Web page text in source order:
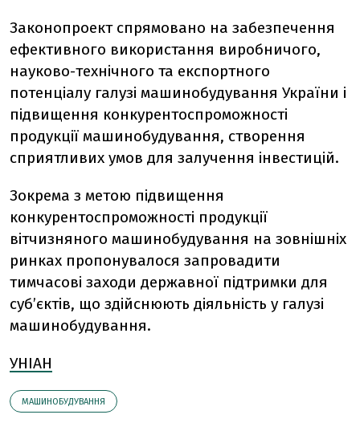
Законопроект спрямовано на забезпечення
ефективного використання виробничого,
науково-технічного та експортного
потенціалу галузі машинобудування України і
підвищення конкурентоспроможності
продукції машинобудування, створення
сприятливих умов для залучення інвестицій.
Зокрема з метою підвищення
конкурентоспроможності продукції
вітчизняного машинобудування на зовнішніх
ринках пропонувалося запровадити
тимчасові заходи державної підтримки для
суб’єктів, що здійснюють діяльність у галузі
машинобудування.
УНІАН
МАШИНОБУДУВАННЯ